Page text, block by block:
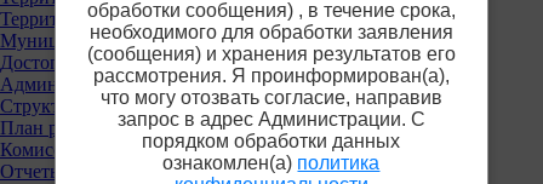
обработки сообщения) , в течение срока,
необходимого для обработки заявления
(сообщения) и хранения результатов его
рассмотрения. Я проинформирован(а),
что могу отозвать согласие, направив
запрос в адрес Администрации. С
порядком обработки данных
ознакомлен(а) политика
Территориальная избирательная комиссия
Муниципальные учреждения
Достопримечательности
Администрация района
Структура
План работы
Комиссии
Отчеты